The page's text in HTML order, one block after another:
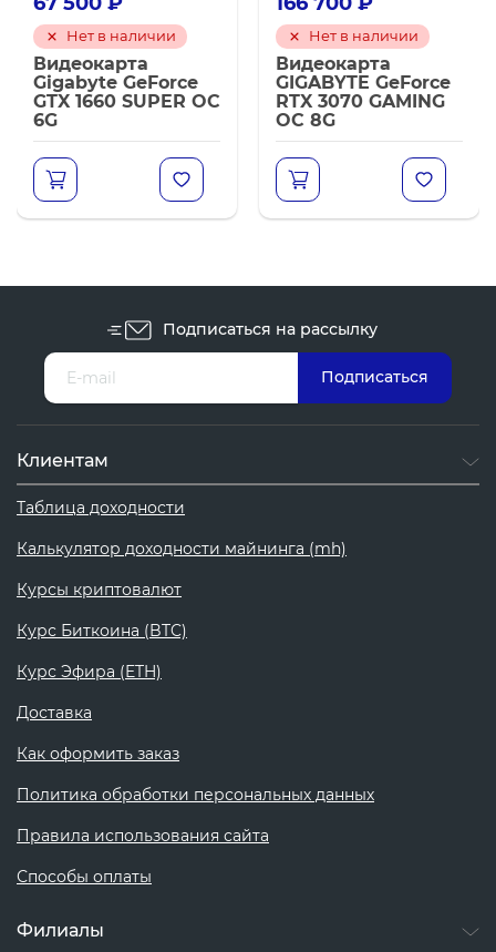
Нет в наличии
Видеокарта
Gigabyte GeForce
GTX 1660 SUPER OC
6G
Нет в наличии
Видеокарта
GIGABYTE GeForce
RTX 3070 GAMING
OC 8G
Подписаться на рассылку
Клиентам
Таблица доходности
Калькулятор доходности майнинга (mh)
Курсы криптовалют
Курс Биткоина (BTC)
Курс Эфира (ETH)
Доставка
Как оформить заказ
Политика обработки персональных данных
Правила использования сайта
Способы оплаты
Филиалы